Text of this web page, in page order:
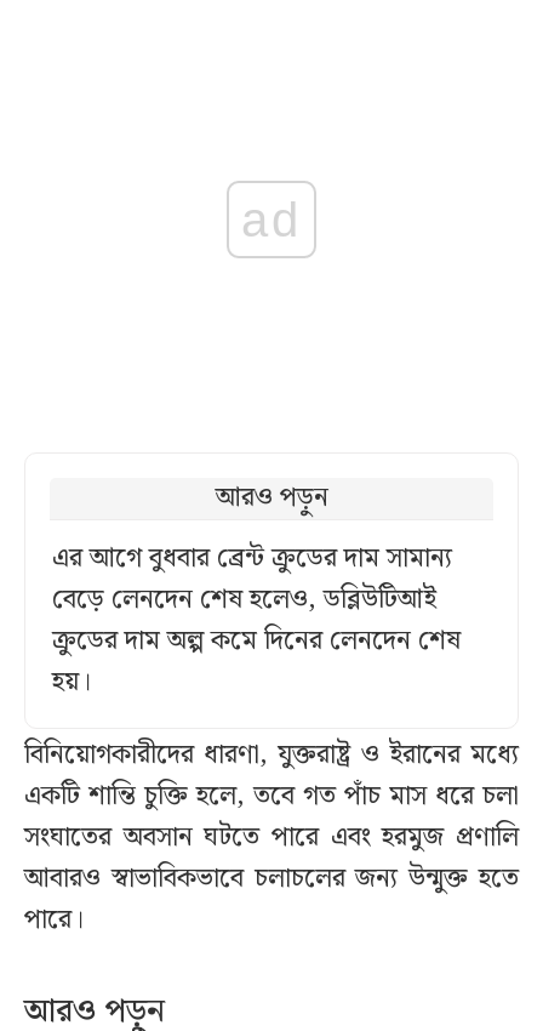
ad
আরও পড়ুন
এর আগে বুধবার ব্রেন্ট ক্রুডের দাম সামান্য
বেড়ে লেনদেন শেষ হলেও, ডব্লিউটিআই
ক্রুডের দাম অল্প কমে দিনের লেনদেন শেষ
হয়।
বিনিয়োগকারীদের ধারণা, যুক্তরাষ্ট্র ও ইরানের মধ্যে
একটি শান্তি চুক্তি হলে, তবে গত পাঁচ মাস ধরে চলা
সংঘাতের অবসান ঘটতে পারে এবং হরমুজ প্রণালি
আবারও স্বাভাবিকভাবে চলাচলের জন্য উন্মুক্ত হতে
পারে।
আরও পড়ুন